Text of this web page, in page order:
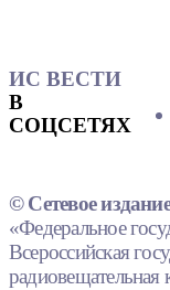
ИС ВЕСТИ
В
СОЦСЕТЯХ
© Сетевое
«Федеральное
Всероссийская